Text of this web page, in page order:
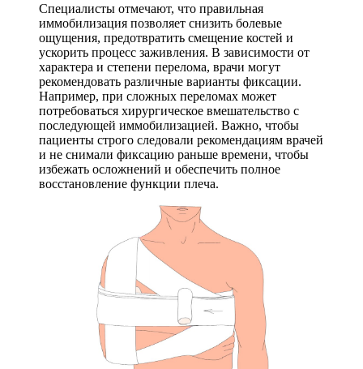
Специалисты отмечают, что правильная
иммобилизация позволяет снизить болевые
ощущения, предотвратить смещение костей и
ускорить процесс заживления. В зависимости от
характера и степени перелома, врачи могут
рекомендовать различные варианты фиксации.
Например, при сложных переломах может
потребоваться хирургическое вмешательство с
последующей иммобилизацией. Важно, чтобы
пациенты строго следовали рекомендациям врачей
и не снимали фиксацию раньше времени, чтобы
избежать осложнений и обеспечить полное
восстановление функции плеча.